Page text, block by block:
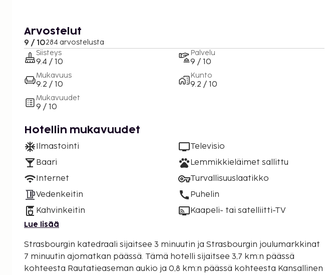
Arvostelut
9 / 10284 arvostelusta
Siisteys
9.4 / 10
Mukavuus
9.2 / 10
Mukavuudet
9 / 10
Palvelu
9 / 10
Kunto
9.2 / 10
Hotellin mukavuudet
Ilmastointi
Baari
Internet
Vedenkeitin
Kahvinkeitin
Televisio
Lemmikkieläimet sallittu
Turvallisuuslaatikko
Puhelin
Kaapeli- tai satelliitti-TV
Lue lisää
Strasbourgin katedraali sijaitsee 3 minuutin ja Strasbourgin joulumarkkinat
7 minuutin ajomatkan päässä. Tämä hotelli sijaitsee 3,7 km:n päässä
kohteesta Rautatieaseman aukio ja 0,8 km:n päässä kohteesta Kansallinen